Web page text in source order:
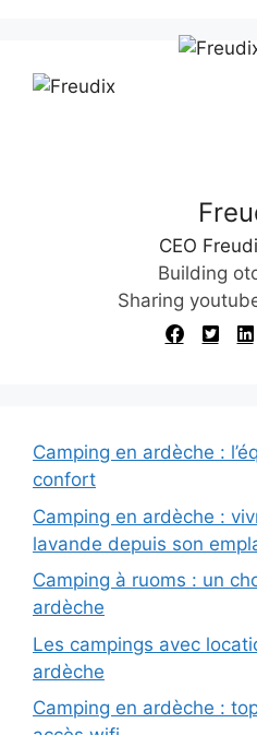
e
CEO
Building
Sharing
Camping en ardèche :
confort
Camping en ardèche :
lavande depuis son
Camping à ruoms : un
ardèche
Les campings avec
ardèche
Camping en ardèche :